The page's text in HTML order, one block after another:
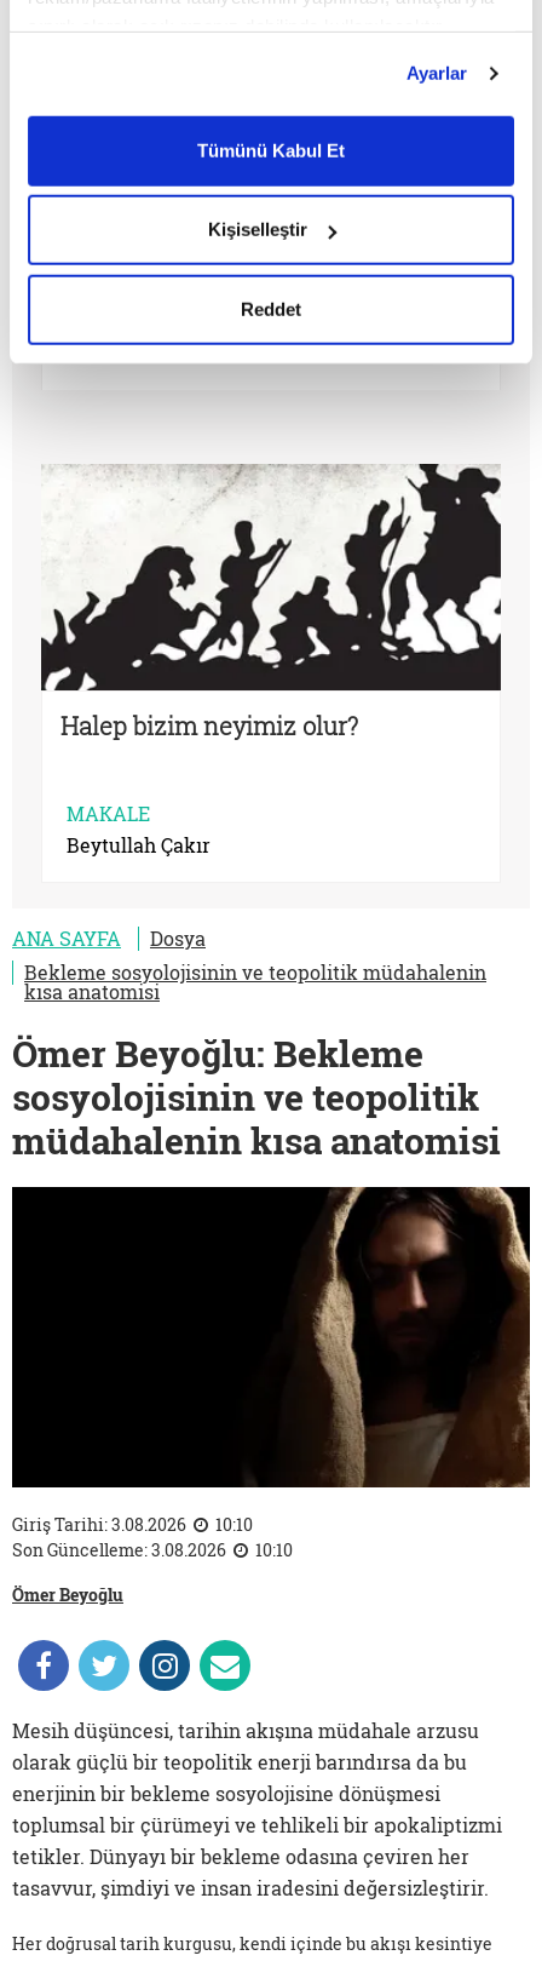
belirleyebilirsiniz. Çerezlere ilişkin detaylı bilgi için
Ayarlar butonuna tıklayabilir,Çerez Bilgilendirme
Metnimizi ziyaret edebilirsiniz.
hazırlanmış olan İnternet Sitesi Aydınlatma Metnimizi
okumak ve sitemizi ziyaretiniz kapsamında
gerçekleştirilen veri işleme faaliyetleri ile ilgili daha
Ayarlar
Tümünü Kabul Et
Kişiselleştir
Reddet
Halep Dosyası
Halep bizim neyimiz olur?
MAKALE
Beytullah Çakır
ANA SAYFA
Dosya
Bekleme sosyolojisinin ve teopolitik müdahalenin
kısa anatomisi
Ömer Beyoğlu: Bekleme
sosyolojisinin ve teopolitik
müdahalenin kısa anatomisi
Giriş Tarihi: 3.08.2026
10:10
Son Güncelleme: 3.08.2026
10:10
Ömer Beyoğlu
Mesih düşüncesi, tarihin akışına müdahale arzusu
olarak güçlü bir teopolitik enerji barındırsa da bu
enerjinin bir bekleme sosyolojisine dönüşmesi
toplumsal bir çürümeyi ve tehlikeli bir apokaliptizmi
tetikler. Dünyayı bir bekleme odasına çeviren her
tasavvur, şimdiyi ve insan iradesini değersizleştirir.
Her doğrusal tarih kurgusu, kendi içinde bu akışı kesintiye